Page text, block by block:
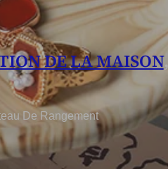
DE LA MAISON,
De Rangement